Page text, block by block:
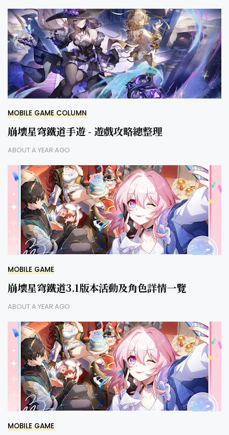
MOBILE GAME COLUMN
崩壞星穹鐵道手遊 - 遊戲攻略總整理
ABOUT A YEAR AGO
MOBILE GAME
崩壞星穹鐵道3.1版本活動及角色詳情一覽
ABOUT A YEAR AGO
MOBILE GAME